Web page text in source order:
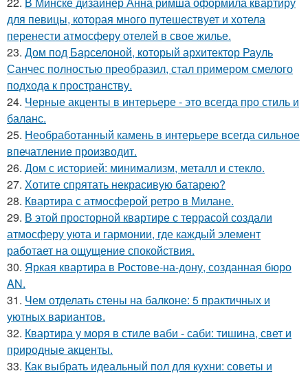
для певицы, которая много путешествует и хотела
перенести атмосферу отелей в свое жилье.
23. Дом под Барселоной, который архитектор Рауль
Санчес полностью преобразил, стал примером смелого
подхода к пространству.
24. Черные акценты в интерьере - это всегда про стиль и
баланс.
25. Необработанный камень в интерьере всегда сильное
впечатление производит.
26. Дом с историей: минимализм, металл и стекло.
27. Хотите спрятать некрасивую батарею?
28. Квартира с атмосферой ретро в Милане.
29. В этой просторной квартире с террасой создали
атмосферу уюта и гармонии, где каждый элемент
работает на ощущение спокойствия.
30. Яркая квартира в Ростове-на-дону, созданная бюро
AN.
31. Чем отделать стены на балконе: 5 практичных и
уютных вариантов.
32. Квартира у моря в стиле ваби - саби: тишина, свет и
природные акценты.
33. Как выбрать идеальный пол для кухни: советы и